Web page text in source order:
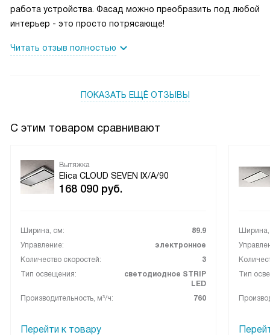
работа устройства. Фасад можно преобразить под любой
интерьер - это просто потрясающе!
Читать отзыв полностью
ПОКАЗАТЬ ЕЩЁ ОТЗЫВЫ
С этим товаром сравнивают
Вытяжка
Elica CLOUD SEVEN IX/A/90
168 090 руб.
Ширина, см:
89.9
Управление:
электронное
Количество скоростей:
3
Тип освещения:
светодиодное STRIP
LED
Производительность, м³/ч:
760
Перейти к товару
Тип